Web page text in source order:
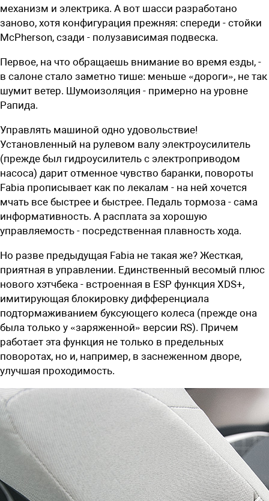
механизм и электрика. А вот шасси разработано
заново, хотя конфигурация прежняя: спереди - стойки
McPherson, сзади - полузависимая подвеска.
Первое, на что обращаешь внимание во время езды, -
в салоне стало заметно тише: меньше «дороги», не так
шумит ветер. Шумоизоляция - примерно на уровне
Рапида.
Управлять машиной одно удовольствие!
Установленный на рулевом валу электроусилитель
(прежде был гидроусилитель с электроприводом
насоса) дарит отменное чувство баранки, повороты
Fabia прописывает как по лекалам - на ней хочется
мчать все быстрее и быстрее. Педаль тормоза - сама
информативность. А расплата за хорошую
управляемость - посредственная плавность хода.
Но разве предыдущая Fabia не такая же? Жесткая,
приятная в управлении. Единственный весомый плюс
нового хэтчбека - встроенная в ESP функция XDS+,
имитирующая блокировку дифференциала
подтормаживанием буксующего колеса (прежде она
была только у «заряженной» версии RS). Причем
работает эта функция не только в предельных
поворотах, но и, например, в заснеженном дворе,
улучшая проходимость.